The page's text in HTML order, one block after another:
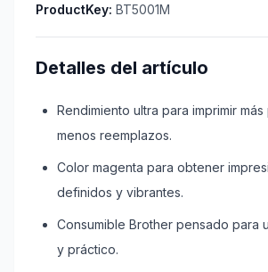
ProductKey: BT5001M
Detalles del artículo
Rendimiento ultra para imprimir
menos reemplazos.
Color magenta para obtener
definidos y vibrantes.
Consumible Brother pensado para
y práctico.